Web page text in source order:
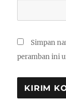
Simpan
peramban ini